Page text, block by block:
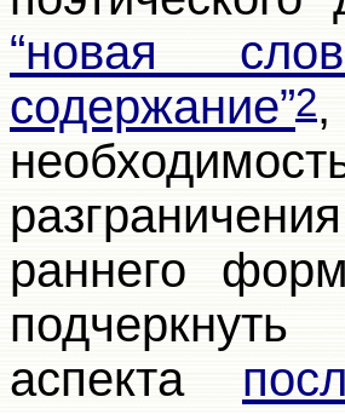
“новая
содержание”2,
раннего
аспекта